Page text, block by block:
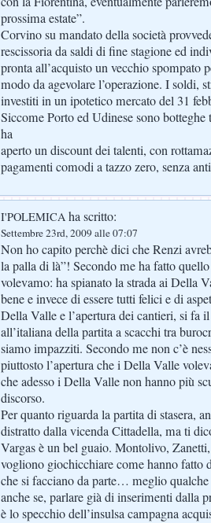
prossima estate”.
Corvino su mandato della società
rescissoria da saldi di fine stagione ed
pronta all’acquisto un vecchio spompato
modo da agevolare l’operazione. I soldi,
investiti in un ipotetico mercato del 31
Siccome Porto ed Udinese sono
ha
aperto un discount dei talenti, con
pagamenti comodi a tazzo zero, senza
I'POLEMICA ha scritto:
Settembre 23rd, 2009 alle 07:07
Non ho capito perchè dici che Renzi
la palla di là”! Secondo me ha fatto
volevamo: ha spianato la strada ai Della
bene e invece di essere tutti felici e di
Della Valle e l’apertura dei cantieri, si fa
all’italiana della partita a scacchi tra
siamo impazziti. Secondo me non c’è
piuttosto l’apertura che i Della Valle
che adesso i Della Valle non hanno più
discorso.
Per quanto riguarda la partita di stasera,
distratto dalla vicenda Cittadella, ma ti
Vargas è un bel guaio. Montolivo,
vogliono giochicchiare come hanno fatto
che si facciano da parte… meglio
anche se, parlare già di inserimenti dalla
è lo specchio dell’insulsa campagna